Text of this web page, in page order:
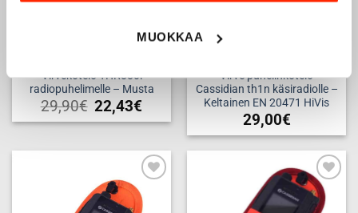
MUOKKAA
Virvekotelo THR880i
radiopuhelimelle – Musta
29,90€ 22,43€
Virve puhelinkotelo
Cassidian th1n käsiradiolle –
Keltainen EN 20471 HiVis
29,00€
Add to
wishlist
Add to
wishlist